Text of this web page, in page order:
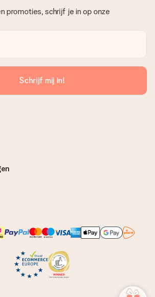
promoties, schrijf je in op onze
Schrijf mij in!